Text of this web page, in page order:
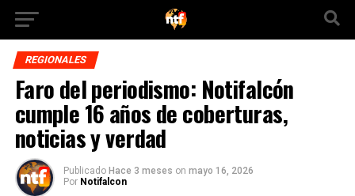
REGIONALES
Faro del periodismo: Notifalcón
cumple 16 años de coberturas,
noticias y verdad
Publicado Hace 3 meses on mayo 16, 2026
Por Notifalcon